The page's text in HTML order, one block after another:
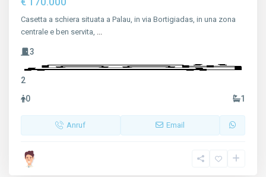
Casetta a schiera situata a Palau, in via Bortigiadas, in una zona
centrale e ben servita,
3
2
0
1
Anruf Email